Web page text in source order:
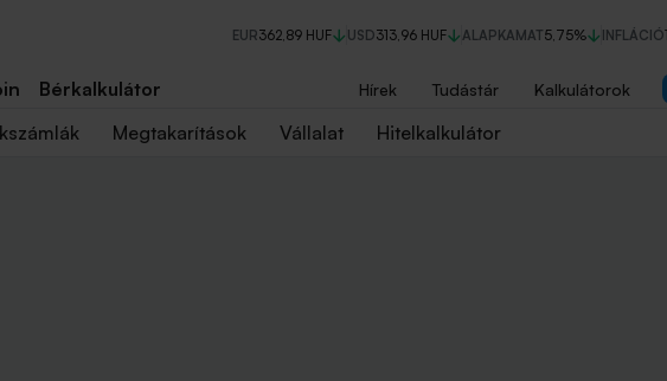
EUR362,89 HUF USD313,96 HUF ALAPKAMAT5,75% INFLÁCIÓ
Bérkalkulátor Hírek Tudástár Kalkulátorok
Megtakarítások Vállalat Hitelkalkulátor